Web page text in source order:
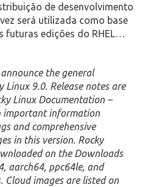
de desenvolvimento
será utilizada como base
futuras edições do RHEL…
the general
Linux 9.0. Release notes are
Linux Documentation –
important information
and comprehensive
in this version. Rocky
on the Downloads
aarch64, ppc64le, and
Cloud images are listed on